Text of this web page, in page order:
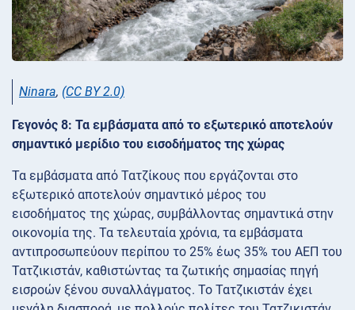
Ninara, (CC BY 2.0)
Γεγονός 8: Τα εμβάσματα από το εξωτερικό αποτελούν
σημαντικό μερίδιο του εισοδήματος της χώρας
Τα εμβάσματα από Τατζίκους που εργάζονται στο
εξωτερικό αποτελούν σημαντικό μέρος του
εισοδήματος της χώρας, συμβάλλοντας σημαντικά στην
οικονομία της. Τα τελευταία χρόνια, τα εμβάσματα
αντιπροσωπεύουν περίπου το 25% έως 35% του ΑΕΠ του
Τατζικιστάν, καθιστώντας τα ζωτικής σημασίας πηγή
εισροών ξένου συναλλάγματος. Το Τατζικιστάν έχει